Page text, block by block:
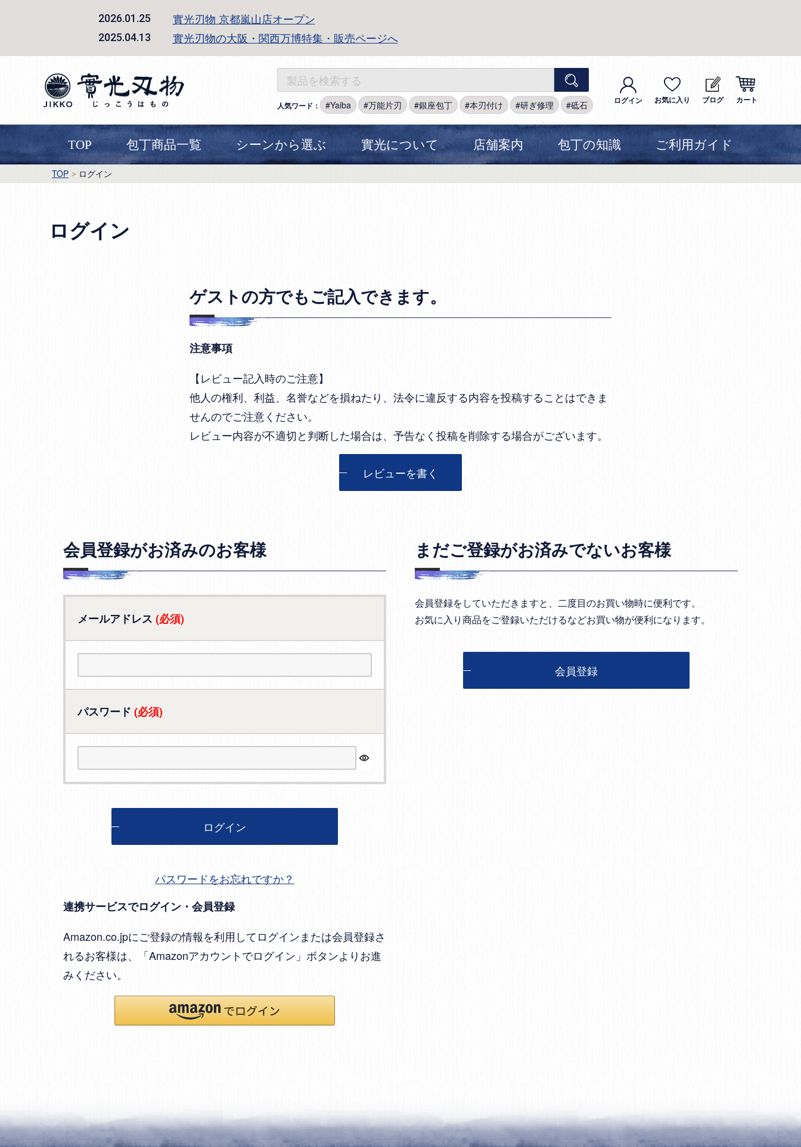
2026.01.25 實光刃物 京都嵐山店オープン
2025.04.13 實光刃物の大阪・関西万博特集・販売ページへ
人気ワード： Yaiba 万能片刃 銀座包丁 本刃付け 研ぎ修理 砥石 ログイン お気に入り ブログ カート
TOP 包丁商品一覧 シーンから選ぶ 實光について 店舗案内 包丁の知識 ご利用ガイド
TOP ログイン
ログイン
ゲストの方でもご記入できます。
注意事項
【レビュー記入時のご注意】
他人の権利、利益、名誉などを損ねたり、法令に違反する内容を投稿することはできま
せんのでご注意ください。
レビュー内容が不適切と判断した場合は、予告なく投稿を削除する場合がございます。
レビューを書く
会員登録がお済みのお客様
メールアドレス (必須)
パスワード (必須)
ログイン
パスワードをお忘れですか？
連携サービスでログイン・会員登録
Amazon.co.jpにご登録の情報を利用してログインまたは会員登録さ
れるお客様は、「Amazonアカウントでログイン」ボタンよりお進
みください。
まだご登録がお済みでないお客様
会員登録をしていただきますと、二度目のお買い物時に便利です。
お気に入り商品をご登録いただけるなどお買い物が便利になります。
会員登録